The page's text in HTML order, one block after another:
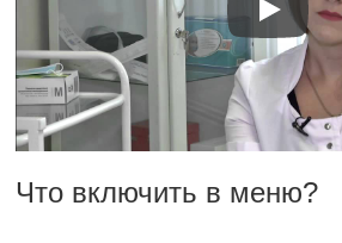
Что включить в меню?